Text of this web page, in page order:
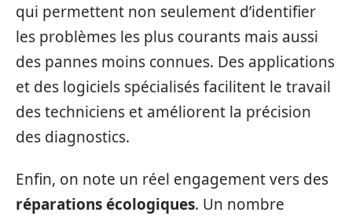
qui permettent non seulement d’identifier
les problèmes les plus courants mais aussi
des pannes moins connues. Des applications
et des logiciels spécialisés facilitent le travail
des techniciens et améliorent la précision
des diagnostics.
Enfin, on note un réel engagement vers des
réparations écologiques. Un nombre